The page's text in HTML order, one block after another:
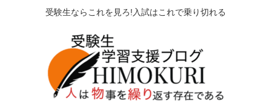
受験生ならこれを見ろ!入試はこれで乗り切れる